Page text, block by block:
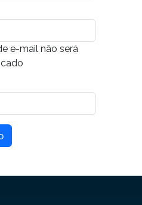
e-mail não será